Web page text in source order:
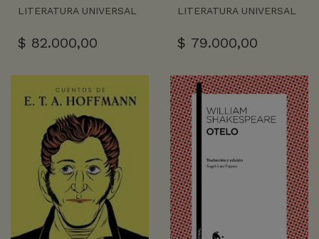
LITERATURA UNIVERSAL
$ 82.000,00
LITERATURA UNIVERSAL
$ 79.000,00